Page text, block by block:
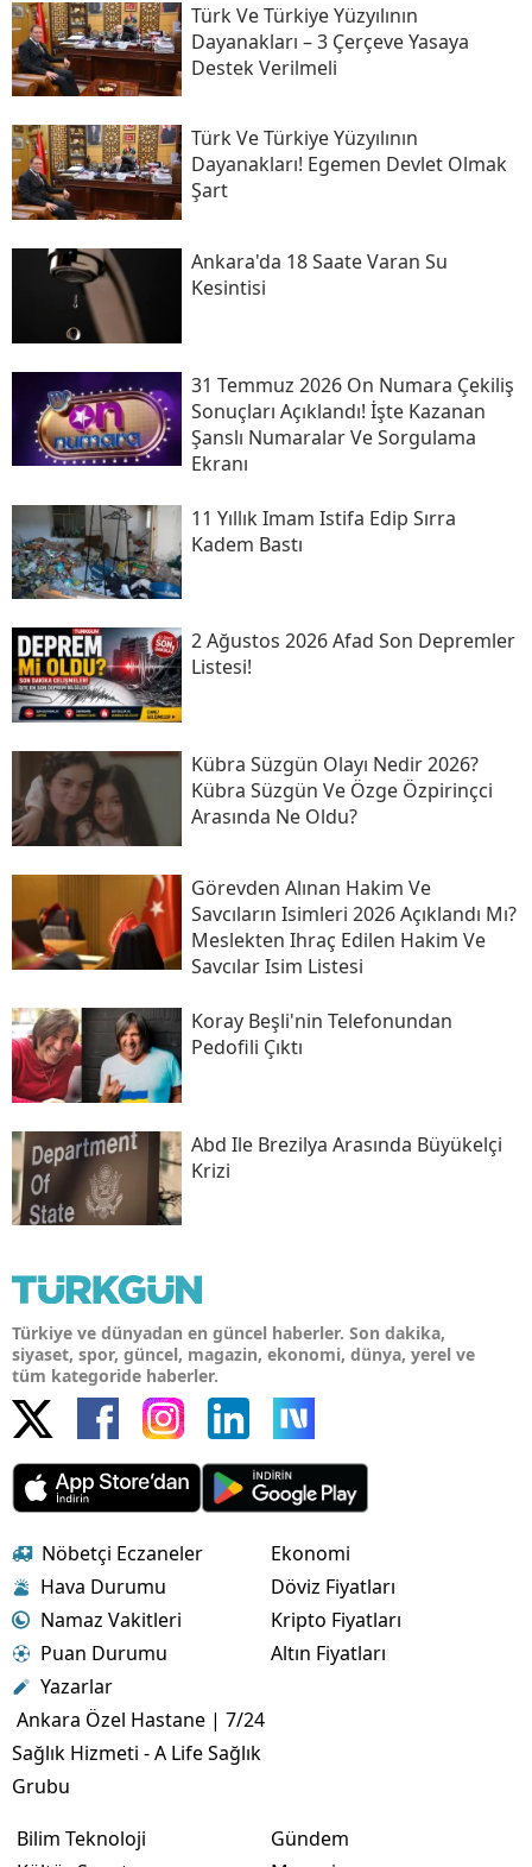
Türk Ve Türkiye Yüzyılının
Dayanakları – 3 Çerçeve Yasaya
Destek Verilmeli
Türk Ve Türkiye Yüzyılının
Dayanakları! Egemen Devlet Olmak
Şart
Ankara'da 18 Saate Varan Su
Kesintisi
31 Temmuz 2026 On Numara Çekiliş
Sonuçları Açıklandı! İşte Kazanan
Şanslı Numaralar Ve Sorgulama
Ekranı
11 Yıllık Imam Istifa Edip Sırra
Kadem Bastı
2 Ağustos 2026 Afad Son Depremler
Listesi!
Kübra Süzgün Olayı Nedir 2026?
Kübra Süzgün Ve Özge Özpirinçci
Arasında Ne Oldu?
Görevden Alınan Hakim Ve
Savcıların Isimleri 2026 Açıklandı Mı?
Meslekten Ihraç Edilen Hakim Ve
Savcılar Isim Listesi
Koray Beşli'nin Telefonundan
Pedofili Çıktı
Abd Ile Brezilya Arasında Büyükelçi
Krizi
Türkiye ve dünyadan en güncel haberler. Son dakika,
siyaset, spor, güncel, magazin, ekonomi, dünya, yerel ve
tüm kategoride haberler.
Nöbetçi Eczaneler
Hava Durumu
Namaz Vakitleri
Puan Durumu
Yazarlar
Ankara Özel Hastane | 7/24
Sağlık Hizmeti - A Life Sağlık
Grubu
Ekonomi
Döviz Fiyatları
Kripto Fiyatları
Altın Fiyatları
Bilim Teknoloji
Gündem